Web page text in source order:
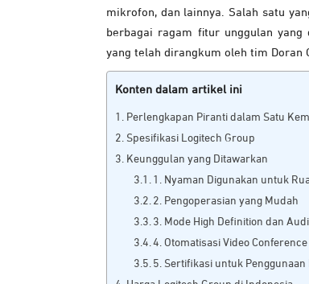
mikrofon, dan lainnya. Salah satu
berbagai ragam fitur unggulan
yang telah dirangkum oleh tim Doran
Konten dalam artikel ini
Perlengkapan Piranti dalam Satu
Spesifikasi Logitech Group
Keunggulan yang Ditawarkan
1. Nyaman Digunakan untuk
2. Pengoperasian yang Mudah
3. Mode High Definition dan
4. Otomatisasi Video
5. Sertifikasi untuk